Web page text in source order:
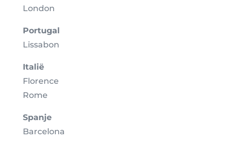
London
Portugal
Lissabon
Italië
Florence
Rome
Spanje
Barcelona